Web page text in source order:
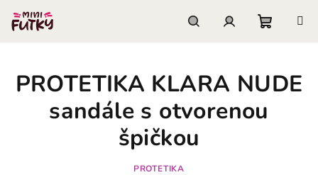
obsah
košík
PROTETIKA KLARA NUDE
sandále s otvorenou
špičkou
PROTETIKA